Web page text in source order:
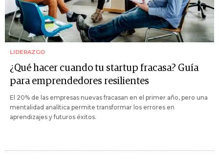
LIDERAZGO
¿Qué hacer cuando tu startup fracasa? Guía
para emprendedores resilientes
El 20% de las empresas nuevas fracasan en el primer año, pero una
mentalidad analítica permite transformar los errores en
aprendizajes y futuros éxitos.